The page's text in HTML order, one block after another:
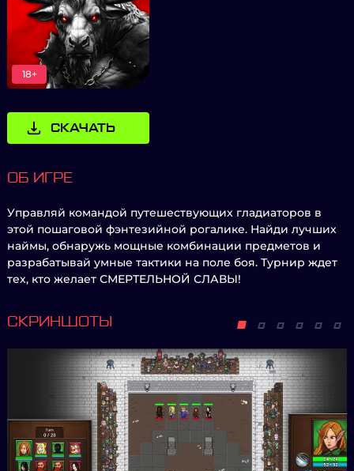
18+
СКАЧАТЬ
ОБ ИГРЕ
Управляй командой путешествующих гладиаторов в
этой пошаговой фэнтезийной рогалике. Найди лучших
наймы, обнаружь мощные комбинации предметов и
разрабатывай умные тактики на поле боя. Турнир ждет
тех, кто желает СМЕРТЕЛЬНОЙ СЛАВЫ!
СКРИНШОТЫ